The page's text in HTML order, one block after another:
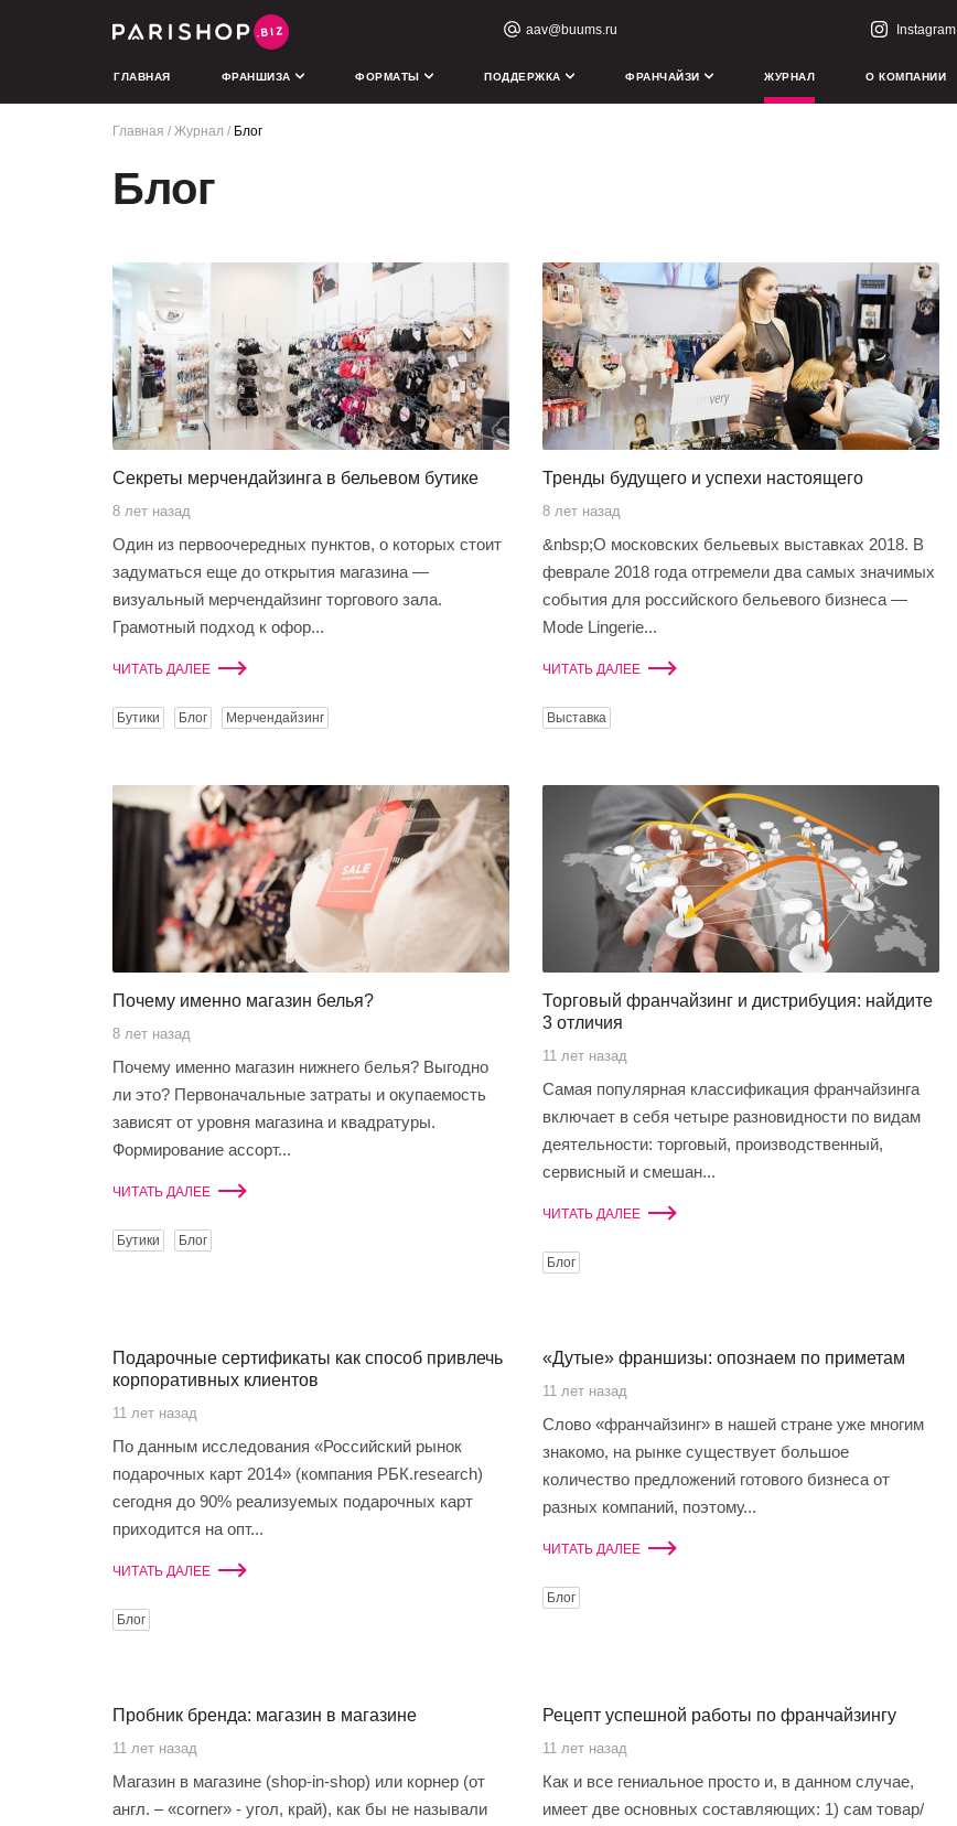
aav@buums.ru Instagram
ГЛАВНАЯ ФРАНШИЗА ФОРМАТЫ ПОДДЕРЖКА ФРАНЧАЙЗИ ЖУРНАЛ О КОМПАНИИ
Главная Журнал Блог
Блог
Секреты мерчендайзинга в бельевом бутике
8 лет назад
Один из первоочередных пунктов, о которых стоит
задуматься еще до открытия магазина —
визуальный мерчендайзинг торгового зала.
Грамотный подход к офор...
ЧИТАТЬ ДАЛЕЕ
Бутики Блог Мерчендайзинг
Тренды будущего и успехи настоящего
8 лет назад
&nbsp;О московских бельевых выставках 2018. В
феврале 2018 года отгремели два самых значимых
события для российского бельевого бизнеса —
Mode Lingerie...
ЧИТАТЬ ДАЛЕЕ
Выставка
Почему именно магазин белья?
8 лет назад
Почему именно магазин нижнего белья? Выгодно
ли это? Первоначальные затраты и окупаемость
зависят от уровня магазина и квадратуры.
Формирование ассорт...
ЧИТАТЬ ДАЛЕЕ
Бутики Блог
Торговый франчайзинг и дистрибуция: найдите
3 отличия
11 лет назад
Самая популярная классификация франчайзинга
включает в себя четыре разновидности по видам
деятельности: торговый, производственный,
сервисный и смешан...
ЧИТАТЬ ДАЛЕЕ
Блог
Подарочные сертификаты как способ привлечь
корпоративных клиентов
11 лет назад
По данным исследования «Российский рынок
подарочных карт 2014» (компания РБК.research)
сегодня до 90% реализуемых подарочных карт
приходится на опт...
ЧИТАТЬ ДАЛЕЕ
Блог
«Дутые» франшизы: опознаем по приметам
11 лет назад
Слово «франчайзинг» в нашей стране уже многим
знакомо, на рынке существует большое
количество предложений готового бизнеса от
разных компаний, поэтому...
ЧИТАТЬ ДАЛЕЕ
Блог
Пробник бренда: магазин в магазине
11 лет назад
Магазин в магазине (shop-in-shop) или корнер (от
англ. – «corner» - угол, край), как бы не называли
Рецепт успешной работы по франчайзингу
11 лет назад
Как и все гениальное просто и, в данном случае,
имеет две основных составляющих: 1) сам товар/